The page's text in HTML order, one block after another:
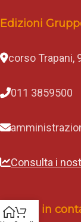
Edizioni
corso Trapani,
011 3859500
Consulta i
Rimani in